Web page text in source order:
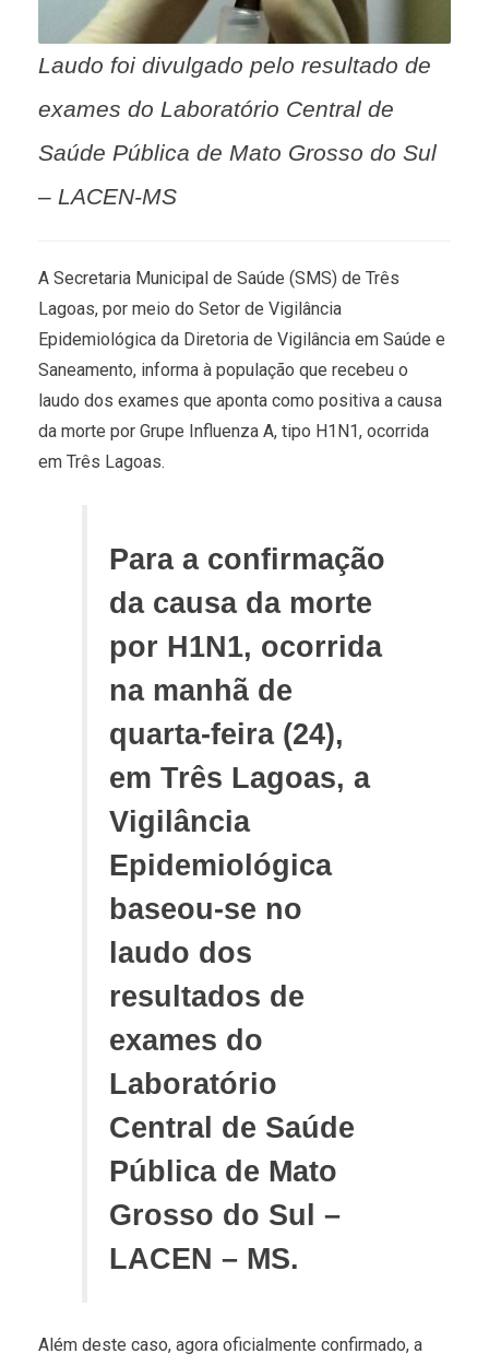
Laudo foi divulgado pelo resultado de
exames do Laboratório Central de
Saúde Pública de Mato Grosso do Sul
– LACEN-MS
A Secretaria Municipal de Saúde (SMS) de Três
Lagoas, por meio do Setor de Vigilância
Epidemiológica da Diretoria de Vigilância em Saúde e
Saneamento, informa à população que recebeu o
laudo dos exames que aponta como positiva a causa
da morte por Grupe Influenza A, tipo H1N1, ocorrida
em Três Lagoas.
Para a confirmação
da causa da morte
por H1N1, ocorrida
na manhã de
quarta-feira (24),
em Três Lagoas, a
Vigilância
Epidemiológica
baseou-se no
laudo dos
resultados de
exames do
Laboratório
Central de Saúde
Pública de Mato
Grosso do Sul –
LACEN – MS.
Além deste caso, agora oficialmente confirmado, a